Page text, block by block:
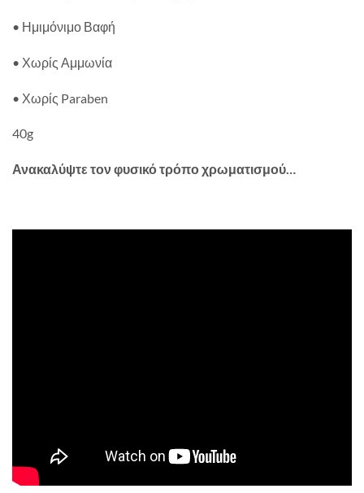
• Ημιμόνιμο Βαφή
• Χωρίς Αμμωνία
• Χωρίς Paraben
40g
Ανακαλύψτε τον φυσικό τρόπο χρωματισμού…